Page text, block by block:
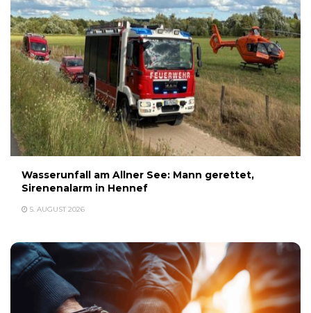
Wasserunfall am Allner See: Mann gerettet,
Sirenenalarm in Hennef
5. AUGUST 2026